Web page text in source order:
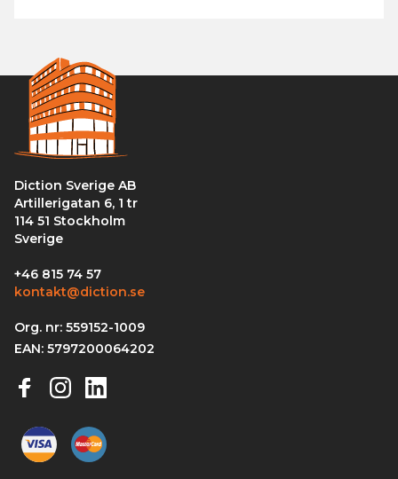
Diction Sverige AB
Artillerigatan 6, 1 tr
114 51 Stockholm
Sverige
+46 815 74 57
kontakt@diction.se
Org. nr: 559152-1009
EAN: 5797200064202